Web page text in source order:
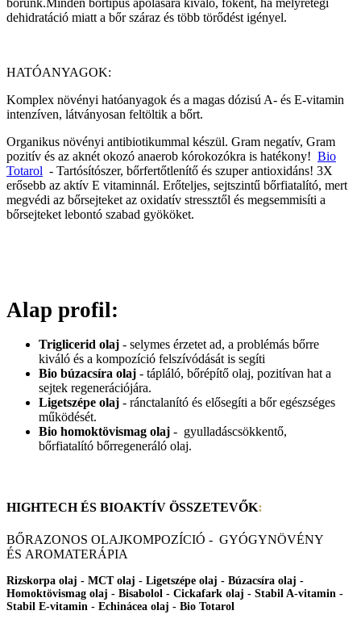
bőrünk.Minden bőrtípus ápolására kiváló, főként, ha mélyrétegi
dehidratáció miatt a bőr száraz és több törődést igényel.
HATÓANYAGOK:
Komplex növényi hatóanyagok és a magas dózisú A- és E-vitamin
intenzíven, látványosan feltöltik a bőrt.
Organikus növényi antibiotikummal készül. Gram negatív, Gram
pozitív és az aknét okozó anaerob kórokozókra is hatékony! Bio
Totarol - Tartósítószer, bőrfertőtlenítő és szuper antioxidáns! 3X
erősebb az aktív E vitaminnál. Erőteljes, sejtszintű bőrfiatalító, mert
megvédi az bőrsejteket az oxidatív stressztől és megsemmisíti a
bőrsejteket lebontó szabad gyököket.
Alap profil:
Triglicerid olaj - selymes érzetet ad, a problémás bőrre
kiváló és a kompozíció felszívódását is segíti
Bio búzacsíra olaj - tápláló, bőrépítő olaj, pozitívan hat a
sejtek regenerációjára.
Ligetszépe olaj - ránctalanító és elősegíti a bőr egészséges
működését.
Bio homoktövismag olaj - gyulladáscsökkentő,
bőrfiatalító bőrregeneráló olaj.
HIGHTECH ÉS BIOAKTÍV ÖSSZETEVŐK:
BŐRAZONOS OLAJKOMPOZÍCIÓ - GYÓGYNÖVÉNY
ÉS AROMATERÁPIA
Rizskorpa olaj - MCT olaj - Ligetszépe olaj - Búzacsíra olaj -
Homoktövismag olaj - Bisabolol - Cickafark olaj - Stabil A-vitamin -
Stabil E-vitamin - Echinácea olaj - Bio Totarol